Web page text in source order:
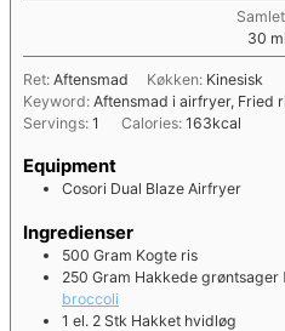
30
Ret: Aftensmad Køkken: Kinesisk
Keyword: Aftensmad i airfryer, Fried
Servings: 1 Calories: 163kcal
Equipment
Cosori Dual Blaze Airfryer
Ingredienser
500 Gram Kogte ris
250 Gram Hakkede grøntsager
broccoli
1 el. 2 Stk Hakket hvidløg